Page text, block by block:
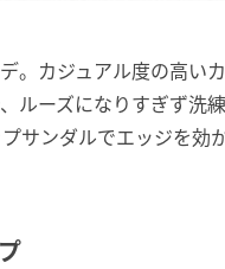
。カジュアル度の高い
ルーズになりすぎず洗
サンダルでエッジを効